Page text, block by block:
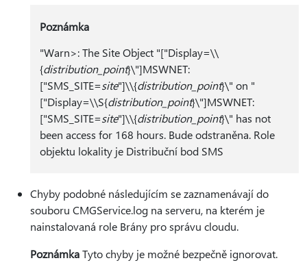
Poznámka
"Warn>: The Site Object "["Display=\\
{distribution_point}\"]MSWNET:
["SMS_SITE=site"]\\{distribution_point}\" on "
["Display=\\S{distribution_point}\"]MSWNET:
["SMS_SITE=site"]\\{distribution_point}\" has not
been access for 168 hours. Bude odstraněna. Role
objektu lokality je Distribuční bod SMS
Chyby podobné následujícím se zaznamenávají do
souboru CMGService.log na serveru, na kterém je
nainstalovaná role Brány pro správu cloudu.
PoznámkaTyto chyby je možné bezpečně ignorovat.